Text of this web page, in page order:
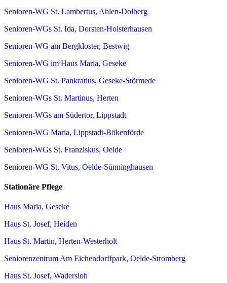
Senioren-WG St. Lambertus, Ahlen-Dolberg
Senioren-WGs St. Ida, Dorsten-Holsterhausen
Senioren-WG am Bergkloster, Bestwig
Senioren-WG im Haus Maria, Geseke
Senioren-WG St. Pankratius, Geseke-Störmede
Senioren-WGs St. Martinus, Herten
Senioren-WGs am Südertor, Lippstadt
Senioren-WG Maria, Lippstadt-Bökenförde
Senioren-WGs St. Franziskus, Oelde
Senioren-WG St. Vitus, Oelde-Sünninghausen
Stationäre Pflege
Haus Maria, Geseke
Haus St. Josef, Heiden
Haus St. Martin, Herten-Westerholt
Seniorenzentrum Am Eichendorffpark, Oelde-Stromberg
Haus St. Josef, Wadersloh